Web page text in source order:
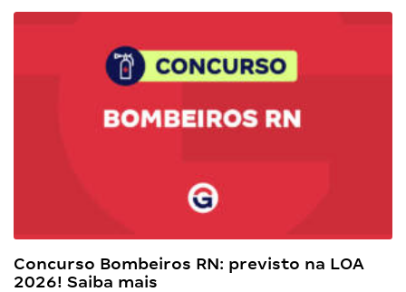
Concurso Bombeiros RN: previsto na LOA
2026! Saiba mais